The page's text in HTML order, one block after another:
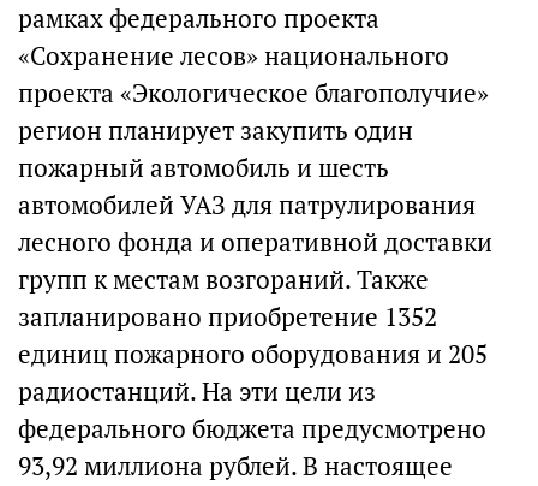
рамках федерального проекта
«Сохранение лесов» национального
проекта «Экологическое благополучие»
регион планирует закупить один
пожарный автомобиль и шесть
автомобилей УАЗ для патрулирования
лесного фонда и оперативной доставки
групп к местам возгораний. Также
запланировано приобретение 1352
единиц пожарного оборудования и 205
радиостанций. На эти цели из
федерального бюджета предусмотрено
93,92 миллиона рублей. В настоящее